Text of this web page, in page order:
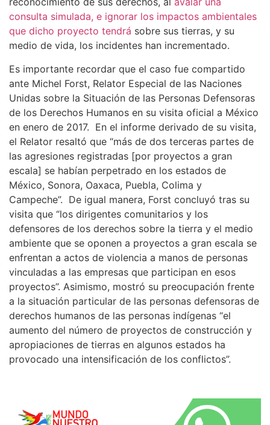
consulta simulada, e ignorar los impactos ambientales
que dicho proyecto tendrá sobre sus tierras, y su
medio de vida, los incidentes han incrementado.
Es importante recordar que el caso fue compartido
ante Michel Forst, Relator Especial de las Naciones
Unidas sobre la Situación de las Personas Defensoras
de los Derechos Humanos en su visita oficial a México
en enero de 2017. En el informe derivado de su visita,
el Relator resaltó que “más de dos terceras partes de
las agresiones registradas [por proyectos a gran
escala] se habían perpetrado en los estados de
México, Sonora, Oaxaca, Puebla, Colima y
Campeche”. De igual manera, Forst concluyó tras su
visita que “los dirigentes comunitarios y los
defensores de los derechos sobre la tierra y el medio
ambiente que se oponen a proyectos a gran escala se
enfrentan a actos de violencia a manos de personas
vinculadas a las empresas que participan en esos
proyectos”. Asimismo, mostró su preocupación frente
a la situación particular de las personas defensoras de
derechos humanos de las personas indígenas “el
aumento del número de proyectos de construcción y
apropiaciones de tierras en algunos estados ha
provocado una intensificación de los conflictos”.